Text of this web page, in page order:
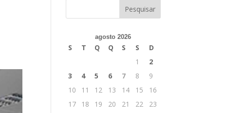
agosto 2026
S T Q Q S S
D
1
2
3
4 5 6 7 8
9
10
11 12 13 14 15
16
17
18 19 20 21 22
23